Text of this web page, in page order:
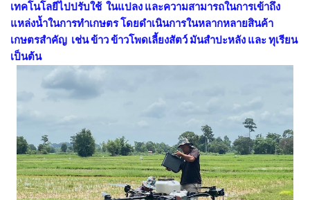
เทคโนโลยีไปปรับใช้ ในแปลง และความสามารถในการเข้าถึง
แหล่งน้ำในการทำเกษตร โดยดำเนินการในหลากหลายสินค้า
เกษตรสำคัญ เช่น ข้าว ข้าวโพดเลี้ยงสัตว์ มันสำปะหลัง และ ทุเรียน
เป็นต้น